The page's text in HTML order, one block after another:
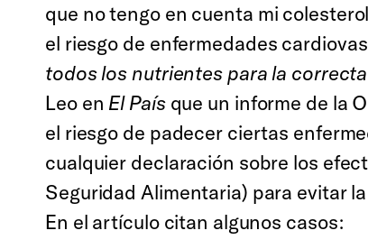
que no tengo en cuenta mi
el riesgo de enfermedades
todos los nutrientes para la
Leo en El Paísque un informe de la
el riesgo de padecer ciertas
cualquier declaración sobre los
Seguridad Alimentaria) para evitar
En el artículo citan algunos casos: